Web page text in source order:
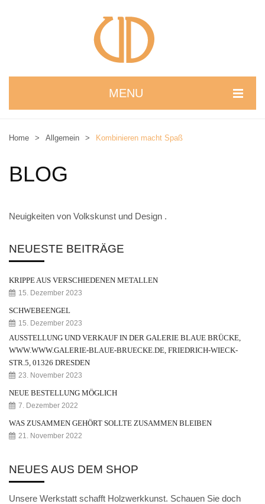
MENU
alle Produkte
Kreativbaukasten
Räuchermann
Home > Allgemein > Kombinieren macht Spaß
BLOG
Neuigkeiten von Volkskunst und Design .
NEUESTE BEITRÄGE
KRIPPE AUS VERSCHIEDENEN METALLEN
15. Dezember 2023
SCHWEBEENGEL
15. Dezember 2023
AUSSTELLUNG UND VERKAUF IN DER GALERIE BLAUE BRÜCKE,
WWW.WWW.GALERIE-BLAUE-BRUECKE.DE, FRIEDRICH-WIECK-
STR.5, 01326 DRESDEN
23. November 2023
NEUE BESTELLUNG MÖGLICH
7. Dezember 2022
WAS ZUSAMMEN GEHÖRT SOLLTE ZUSAMMEN BLEIBEN
21. November 2022
NEUES AUS DEM SHOP
Unsere Werkstatt schafft Holzwerkkunst. Schauen Sie doch